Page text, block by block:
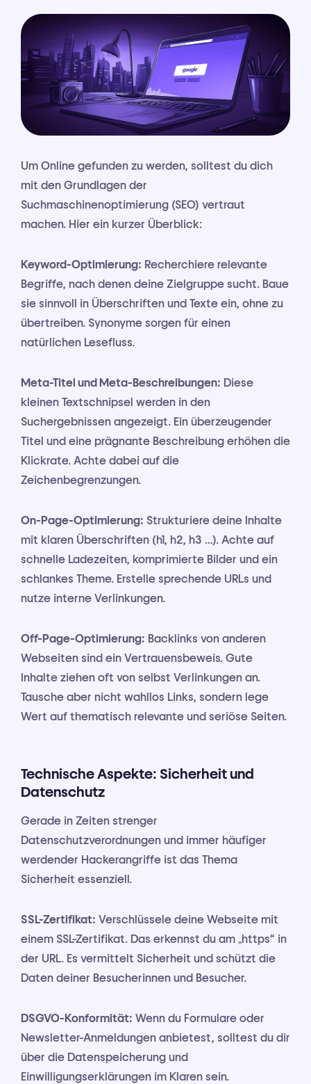
Um Online gefunden zu werden, solltest du dich
mit den Grundlagen der
Suchmaschinenoptimierung (SEO) vertraut
machen. Hier ein kurzer Überblick:
Keyword-Optimierung: Recherchiere relevante
Begriffe, nach denen deine Zielgruppe sucht. Baue
sie sinnvoll in Überschriften und Texte ein, ohne zu
übertreiben. Synonyme sorgen für einen
natürlichen Lesefluss.
Meta-Titel und Meta-Beschreibungen: Diese
kleinen Textschnipsel werden in den
Suchergebnissen angezeigt. Ein überzeugender
Titel und eine prägnante Beschreibung erhöhen die
Klickrate. Achte dabei auf die
Zeichenbegrenzungen.
On-Page-Optimierung: Strukturiere deine Inhalte
mit klaren Überschriften (h1, h2, h3 …). Achte auf
schnelle Ladezeiten, komprimierte Bilder und ein
schlankes Theme. Erstelle sprechende URLs und
nutze interne Verlinkungen.
Off-Page-Optimierung: Backlinks von anderen
Webseiten sind ein Vertrauensbeweis. Gute
Inhalte ziehen oft von selbst Verlinkungen an.
Tausche aber nicht wahllos Links, sondern lege
Wert auf thematisch relevante und seriöse Seiten.
Technische Aspekte: Sicherheit und
Datenschutz
Gerade in Zeiten strenger
Datenschutzverordnungen und immer häufiger
werdender Hackerangriffe ist das Thema
Sicherheit essenziell.
SSL-Zertifikat: Verschlüssele deine Webseite mit
einem SSL-Zertifikat. Das erkennst du am „https“ in
der URL. Es vermittelt Sicherheit und schützt die
Daten deiner Besucherinnen und Besucher.
DSGVO-Konformität: Wenn du Formulare oder
Newsletter-Anmeldungen anbietest, solltest du dir
über die Datenspeicherung und
Einwilligungserklärungen im Klaren sein.